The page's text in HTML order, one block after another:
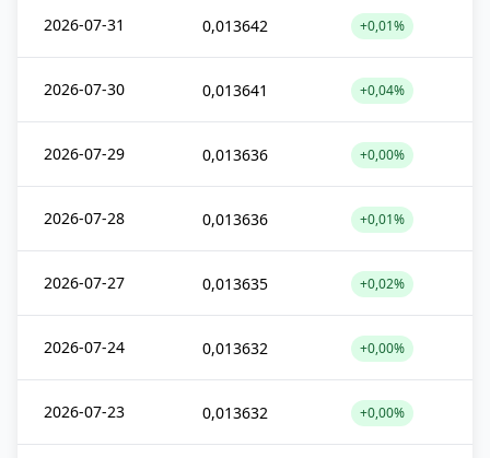
2026-07-31 0,013642 +0,01%
2026-07-30 0,013641 +0,04%
2026-07-29 0,013636 +0,00%
2026-07-28 0,013636 +0,01%
2026-07-27 0,013635 +0,02%
2026-07-24 0,013632 +0,00%
2026-07-23 0,013632 +0,00%